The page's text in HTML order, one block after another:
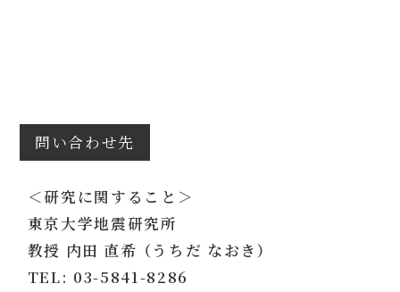
問い合わせ先
＜研究に関すること＞
東京大学地震研究所
教授 内田 直希 （うちだ なおき）
TEL: 03-5841-8286